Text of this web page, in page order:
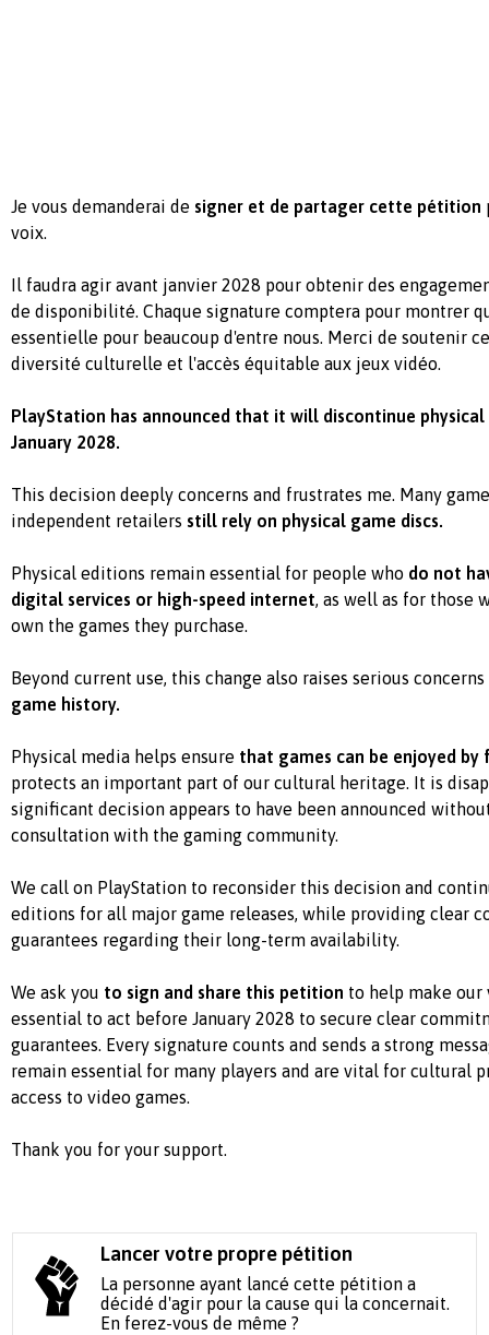
Je vous demanderai de signer et de partager cette pétition
voix.
Il faudra agir avant janvier 2028 pour obtenir des
de disponibilité. Chaque signature comptera pour montrer
essentielle pour beaucoup d'entre nous. Merci de soutenir
diversité culturelle et l'accès équitable aux jeux vidéo.
PlayStation has announced that it will discontinue
January 2028.
This decision deeply concerns and frustrates me. Many
independent retailers still rely on physical game discs.
Physical editions remain essential for people who do not
digital services or high-speed internet, as well as for those
own the games they purchase.
Beyond current use, this change also raises serious concerns
game history.
Physical media helps ensure that games can be enjoyed
protects an important part of our cultural heritage. It is
significant decision appears to have been announced
consultation with the gaming community.
We call on PlayStation to reconsider this decision and
editions for all major game releases, while providing clear
guarantees regarding their long-term availability.
We ask you to sign and share this petition to help make our
essential to act before January 2028 to secure clear
guarantees. Every signature counts and sends a strong
remain essential for many players and are vital for cultural
access to video games.
Thank you for your support.
Lancer votre propre pétition
La personne ayant lancé cette pétition a
décidé d'agir pour la cause qui la concernait.
En ferez-vous de même ?